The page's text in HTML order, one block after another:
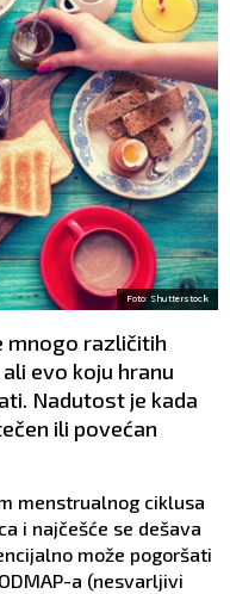
Foto: Shutterstock
mnogo različitih
evo koju hranu
Nadutost je kada
ili povećan
menstrualnog ciklusa
i najčešće se dešava
može pogoršati
a (nesvarljivi